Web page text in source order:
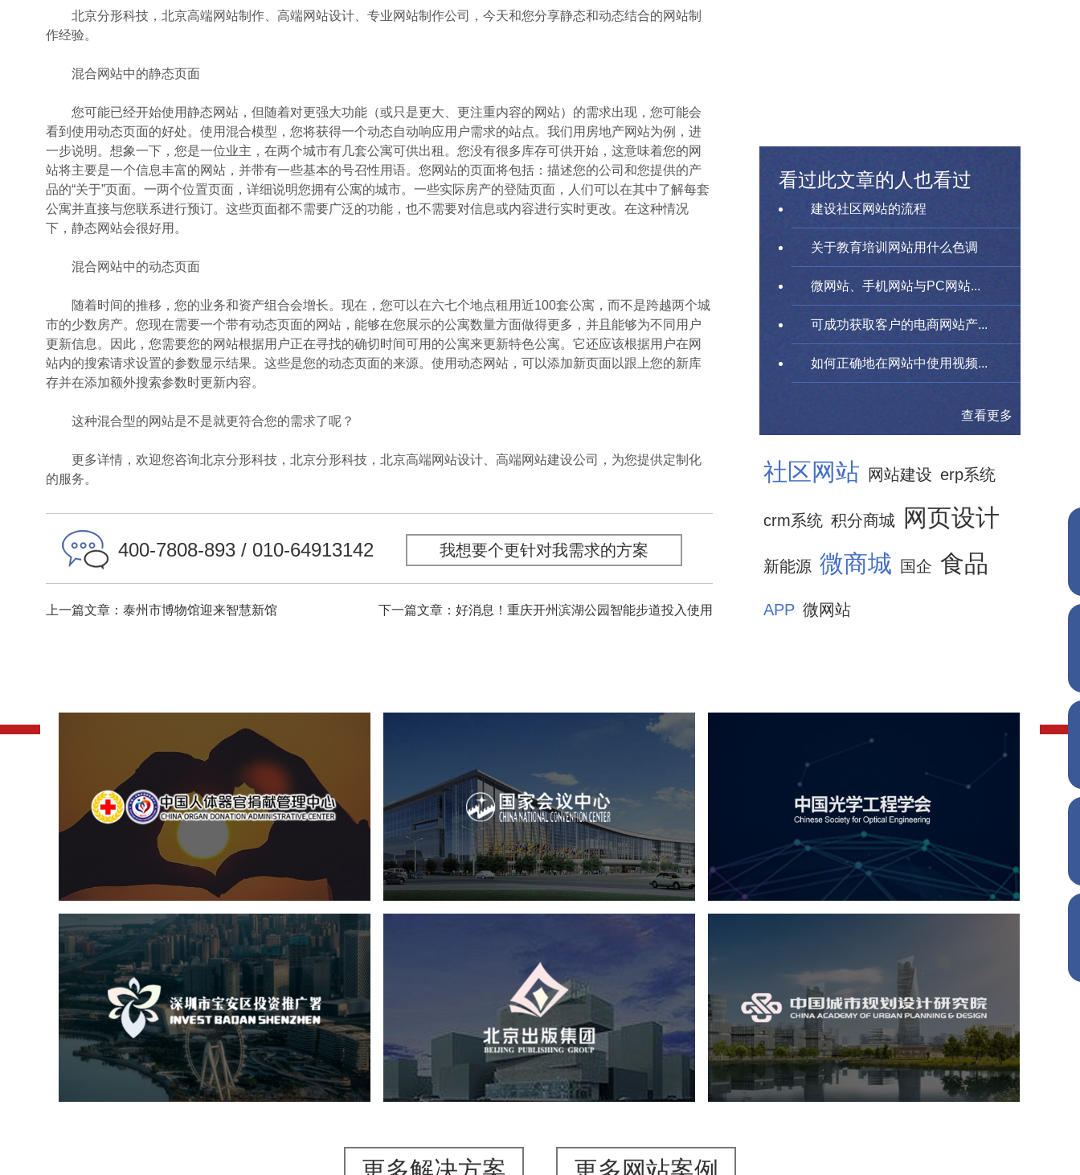
北京分形科技，北京高端网站制作、高端网站设计、专业网站制作公司，今天和您分享静态和动态结合的网站制
作经验。
混合网站中的静态页面
您可能已经开始使用静态网站，但随着对更强大功能（或只是更大、更注重内容的网站）的需求出现，您可能会
看到使用动态页面的好处。使用混合模型，您将获得一个动态自动响应用户需求的站点。我们用房地产网站为例，进
一步说明。想象一下，您是一位业主，在两个城市有几套公寓可供出租。您没有很多库存可供开始，这意味着您的网
站将主要是一个信息丰富的网站，并带有一些基本的号召性用语。您网站的页面将包括：描述您的公司和您提供的产
品的“关于”页面。一两个位置页面，详细说明您拥有公寓的城市。一些实际房产的登陆页面，人们可以在其中了解每套
公寓并直接与您联系进行预订。这些页面都不需要广泛的功能，也不需要对信息或内容进行实时更改。在这种情况
下，静态网站会很好用。
混合网站中的动态页面
随着时间的推移，您的业务和资产组合会增长。现在，您可以在六七个地点租用近100套公寓，而不是跨越两个城
市的少数房产。您现在需要一个带有动态页面的网站，能够在您展示的公寓数量方面做得更多，并且能够为不同用户
更新信息。因此，您需要您的网站根据用户正在寻找的确切时间可用的公寓来更新特色公寓。它还应该根据用户在网
站内的搜索请求设置的参数显示结果。这些是您的动态页面的来源。使用动态网站，可以添加新页面以跟上您的新库
存并在添加额外搜索参数时更新内容。
这种混合型的网站是不是就更符合您的需求了呢？
更多详情，欢迎您咨询北京分形科技，北京分形科技，北京高端网站设计、高端网站建设公司，为您提供定制化
的服务。
400-7808-893 / 010-64913142 我想要个更针对我需求的方案
上一篇文章：泰州市博物馆迎来智慧新馆 下一篇文章：好消息！重庆开州滨湖公园智能步道投入使用
看过此文章的人也看过
建设社区网站的流程
关于教育培训网站用什么色调
微网站、手机网站与PC网站...
可成功获取客户的电商网站产...
如何正确地在网站中使用视频...
查看更多
社区网站 网站建设 erp系统
crm系统 积分商城 网页设计
新能源 微商城 国企 食品
APP 微网站
中国人体器官捐献管理中心
国企 品牌官网
网站设计
国家会议中心
服务行业 专业服务 网站建设 网站设计
中国光学工程学会
机构组织 国企 品牌官网
网站建设
网站设计
深圳市宝安区投资推广署
机构组织 国企 品牌官网
网站建设
网站设计
北京出版集团
文化艺术 集团官网 品牌官网
集团网站建设公司
网站建设 网站设计
中国城市规划设计研究院
机构组织 国企 品牌官网
网站建设
网站设计